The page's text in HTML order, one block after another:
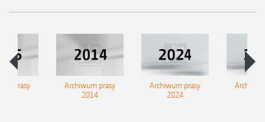
prasy
Archiwum prasy
2014
Archiwum prasy
2024